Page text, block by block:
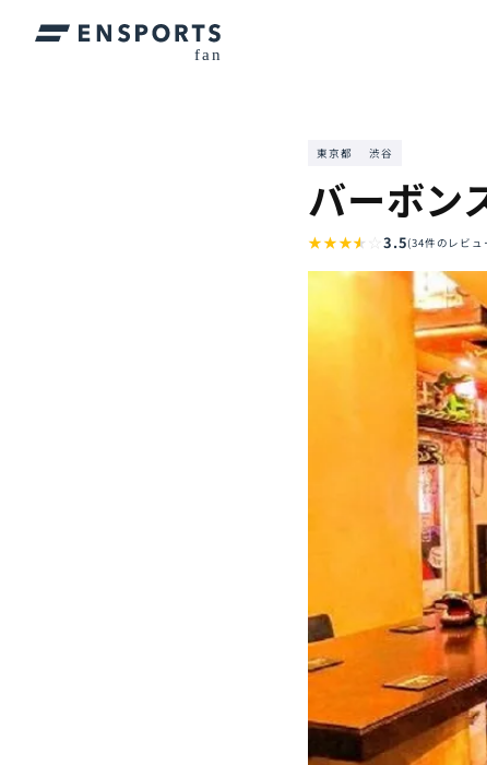
東京都 渋谷
バーボン
★★★★ ☆3.5(34件のレビュ